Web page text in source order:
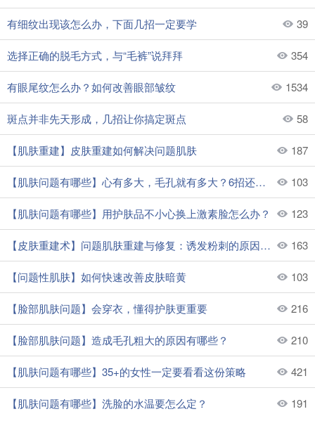
有细纹出现该怎么办，下面几招一定要学 39
选择正确的脱毛方式，与“毛裤”说拜拜 354
有眼尾纹怎么办？如何改善眼部皱纹 1534
斑点并非先天形成，几招让你搞定斑点 58
【肌肤重建】皮肤重建如何解决问题肌肤 187
【肌肤问题有哪些】心有多大，毛孔就有多大？6招还你零毛孔肌 103
【肌肤问题有哪些】用护肤品不小心换上激素脸怎么办？ 123
【皮肤重建术】问题肌肤重建与修复：诱发粉刺的原因有哪些？ 163
【问题性肌肤】如何快速改善皮肤暗黄 103
【脸部肌肤问题】会穿衣，懂得护肤更重要 216
【脸部肌肤问题】造成毛孔粗大的原因有哪些？ 210
【肌肤问题有哪些】35+的女性一定要看看这份策略 421
【肌肤问题有哪些】洗脸的水温要怎么定？ 191